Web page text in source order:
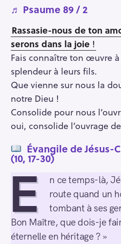
♬ Psaume 89 / 2
Rassasie-nous de ton
serons dans la joie !
Fais connaître ton œuvre
splendeur à leurs fils.
Que vienne sur nous la
notre Dieu !
Consolide pour nous
oui, consolide l’ouvrage
Évangile de Jésus-
(10, 17-30)
E
n ce temps-là,
route quand un
tombant à ses
Bon Maître, que dois-je
éternelle en héritage ? »